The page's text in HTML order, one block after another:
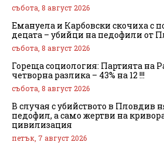
събота, 8 август 2026
Емануела и Карбовски скочиха с
децата – убийци на педофили от
събота, 8 август 2026
Гореща социология: Партията на
четворна разлика – 43% на 12 !!!
събота, 8 август 2026
В случая с убийството в Пловдив
педофил, а само жертви на
цивилизация
петък, 7 август 2026